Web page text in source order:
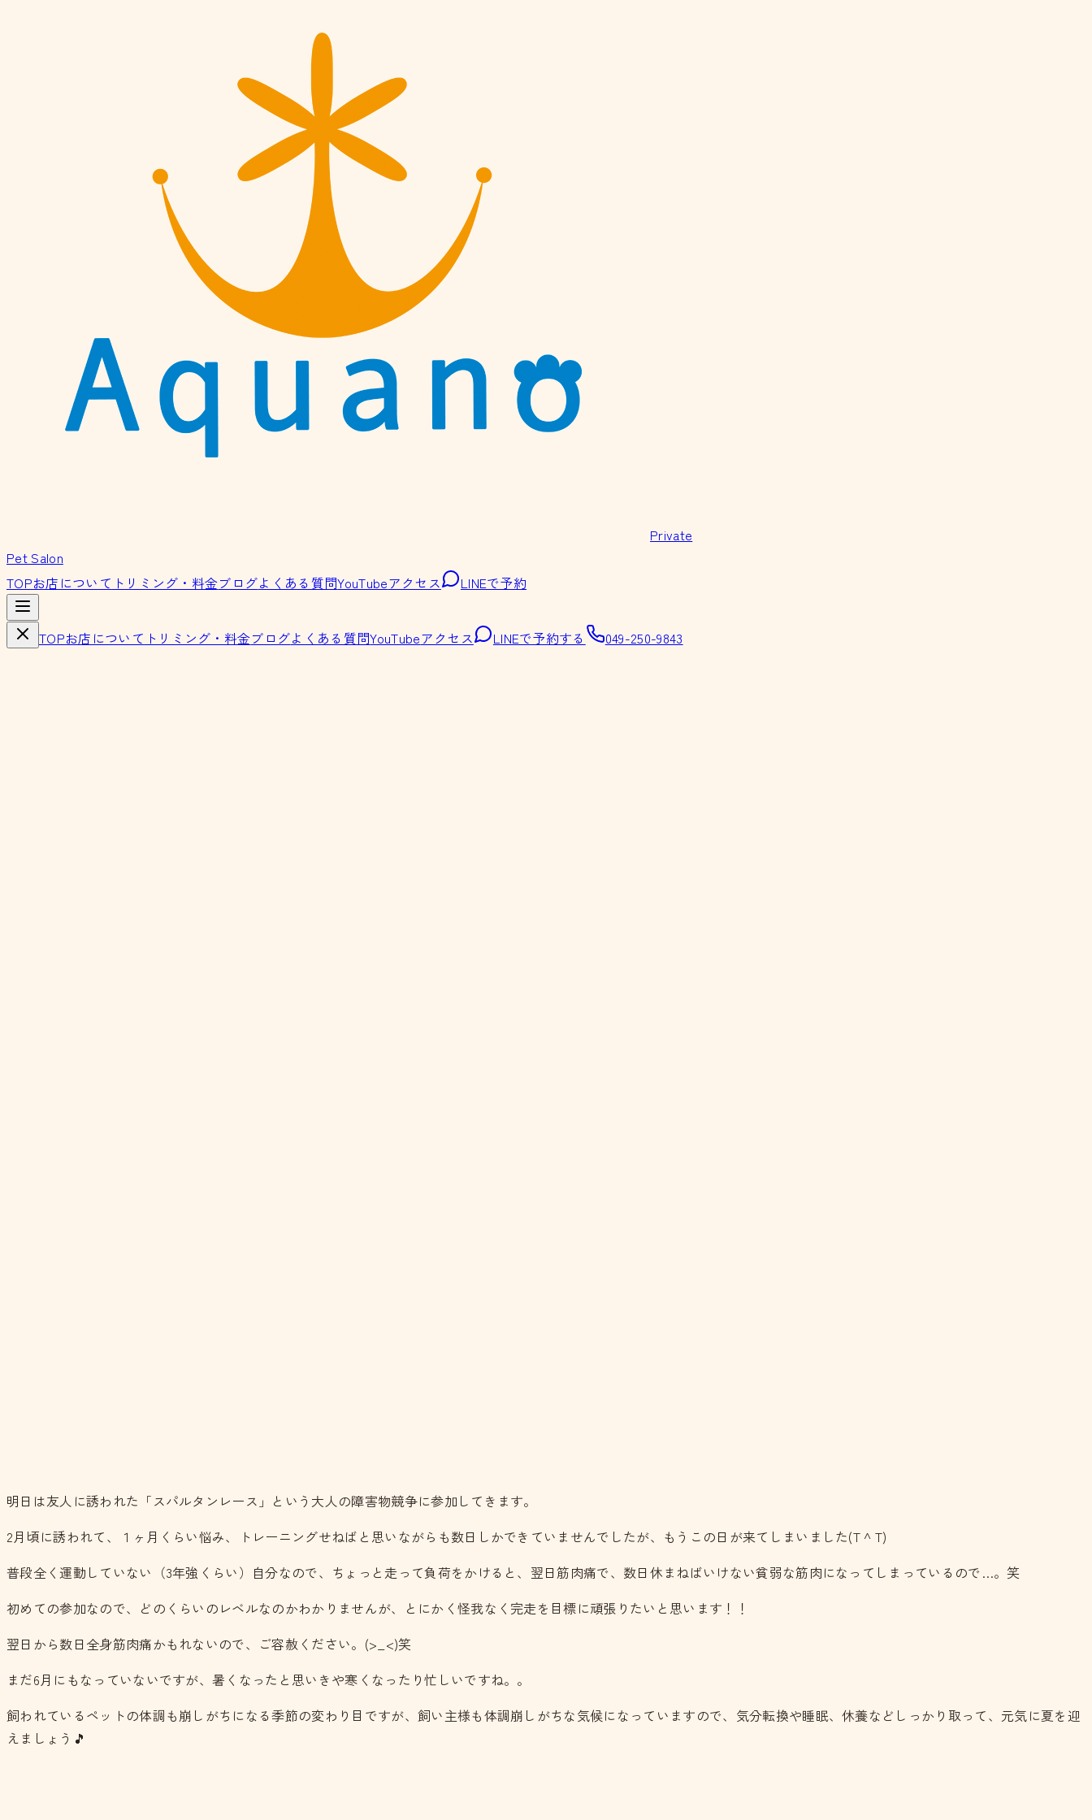
Private
Pet Salon
TOPお店について トリミング・料金ブログよくある質問YouTubeアクセス LINEで予約
TOPお店について トリミング・料金ブログよくある質問YouTubeアクセス LINEで予約する 049-250-9843
明日は友人に誘われた「スパルタンレース」という大人の障害物競争に参加してきます。
2月頃に誘われて、１ヶ月くらい悩み、トレーニングせねばと思いながらも数日しかできていませんでしたが、もうこの日が来てしまいました(T ^ T)
普段全く運動していない（3年強くらい）自分なので、ちょっと走って負荷をかけると、翌日筋肉痛で、数日休まねばいけない貧弱な筋肉になってしまっているので…。笑
初めての参加なので、どのくらいのレベルなのかわかりませんが、とにかく怪我なく完走を目標に頑張りたいと思います！！
翌日から数日全身筋肉痛かもれないので、ご容赦ください。(>_<)笑
まだ6月にもなっていないですが、暑くなったと思いきや寒くなったり忙しいですね。。
飼われているペットの体調も崩しがちになる季節の変わり目ですが、飼い主様も体調崩しがちな気候になっていますので、気分転換や睡眠、休養などしっかり取って、元気に夏を迎
えましょう🎵